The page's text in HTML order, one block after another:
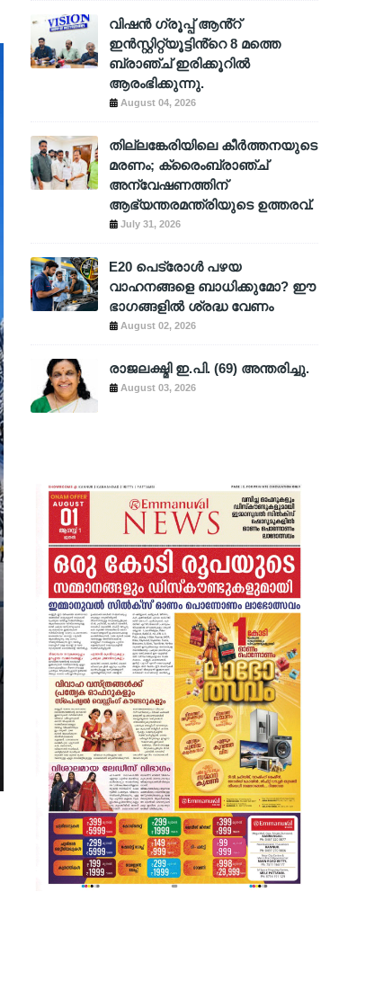
വിഷൻ ഗ്രൂപ്പ് ആൻ്റ്
ഇൻസ്റ്റിറ്റ്യൂട്ടിൻ്റെ 8 മത്തെ
ബ്രാഞ്ച് ഇരിക്കൂറിൽ
ആരംഭിക്കുന്നു.
August 04, 2026
തില്ലങ്കേരിയിലെ കീർത്തനയുടെ
മരണം; ക്രൈംബ്രാഞ്ച്
അന്വേഷണത്തിന്
ആഭ്യന്തരമന്ത്രിയുടെ ഉത്തരവ്.
July 31, 2026
E20 പെട്രോൾ പഴയ
വാഹനങ്ങളെ ബാധിക്കുമോ? ഈ
ഭാഗങ്ങളിൽ ശ്രദ്ധ വേണം
August 02, 2026
രാജലക്ഷ്മി ഇ.പി. (69) അന്തരിച്ചു.
August 03, 2026